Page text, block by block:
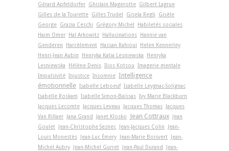
Gérard Apfeldorfer Ghislain Magerotte Gilbert Lagrue
Gilles de la Tourette Gilles Trudel Gisela Regli
Gisèle
George Grazia Ceschi Grégory Michel
Habiletés sociales
Haim Omer Hal Arkowitz Hallucinations Hannie van
Genderen
Harcèlement Hassan Rahioui
Helen Kennerley
Henri-Jean Aubin
Henryka Katia Lesniewska
Henryka
Lesniewska
Hélène Denis Ilios Kotsou Imagerie mentale
Impulsivité Injustice Insomnie Intelligence
émotionnelle Isabelle Leboeuf Isabelle Leygnac-Solignac
Isabelle Roskam Isabelle Simon-Baïssas Ivy Marie Blackburn
Jacques Lecomte Jacques Leveau Jacques Thomas Jacques
Van Rillaer Jana Grand Janet Klosko Jean Cottraux Jean
Goulet Jean-Christophe Seznec Jean-Jacques Colin
Jean-
Louis Monestès Jean-Luc Émery Jean-Marie Boisvert Jean-
Michel Aubry Jean-Michel Gurret Jean-Paul Durand
Jean-